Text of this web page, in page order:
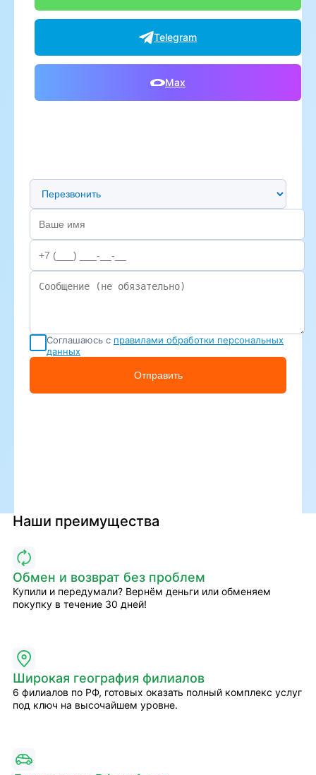
Telegram
Max
Предпочтительный способ связи
Соглашаюсь с правилами обработки персональных
данных
Отправить
Наши преимущества
Обмен и возврат без проблем
Купили и передумали? Вернём деньги или обменяем
покупку в течение 30 дней!
Широкая география филиалов
6 филиалов по РФ, готовых оказать полный комплекс услуг
под ключ на высочайшем уровне.